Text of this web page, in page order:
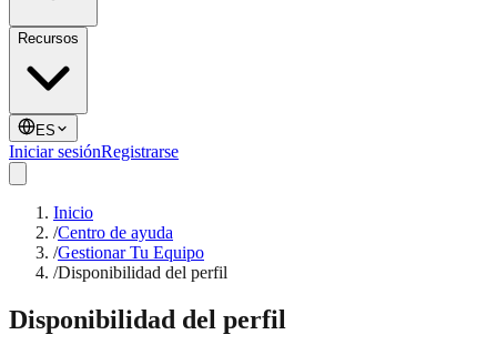
Recursos
ES
Iniciar sesiónRegistrarse
Inicio
/Centro de ayuda
/Gestionar Tu Equipo
/Disponibilidad del perfil
Disponibilidad del perfil